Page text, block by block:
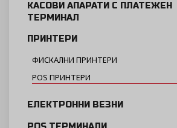
КАСОВИ АПАРАТИ С ПЛАТЕЖЕН
ТЕРМИНАЛ
ПРИНТЕРИ
ФИСКАЛНИ ПРИНТЕРИ
POS ПРИНТЕРИ
ЕЛЕКТРОННИ ВЕЗНИ